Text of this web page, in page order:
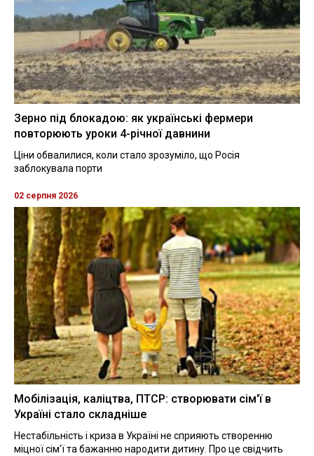
Зерно під блокадою: як українські фермери
повторюють уроки 4-річної давнини
Ціни обвалилися, коли стало зрозуміло, що Росія
заблокувала порти
02 серпня 2026
Мобілізація, каліцтва, ПТСР: створювати сім'ї в
Україні стало складніше
Нестабільність і криза в Україні не сприяють створенню
міцної сім'ї та бажанню народити дитину. Про це свідчить